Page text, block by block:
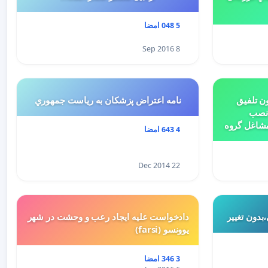
5 048 امضا
8 Sep 2016
تلفیق
نصب
گروه
کاربری
نامه اعتراض پزشكان به رياست جمهوري
4 643 امضا
22 Dec 2014
تغییر
دادخواست علیه ایجاد رعب و وحشت در شهر
یوونسو (farsi)
3 346 امضا